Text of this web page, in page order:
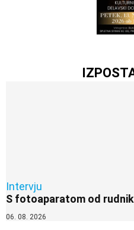
Intervju
S fotoaparatom od
06. 08. 2026